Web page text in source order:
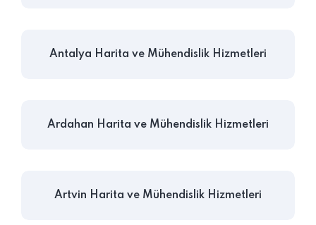
Antalya Harita ve Mühendislik Hizmetleri
Ardahan Harita ve Mühendislik Hizmetleri
Artvin Harita ve Mühendislik Hizmetleri